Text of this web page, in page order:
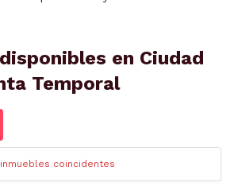
en Ciudad
Temporal
coincidentes